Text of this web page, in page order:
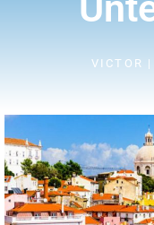
VICTOR |